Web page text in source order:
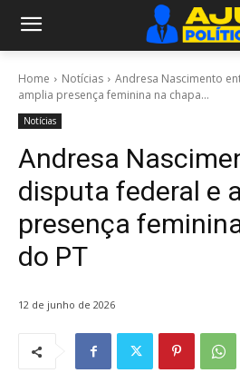
Home Notícias
Andresa Nascimento
amplia presença feminina na chapa...
Notícias
Andresa
disputa federal e
presença
do PT
12 de junho de 2026